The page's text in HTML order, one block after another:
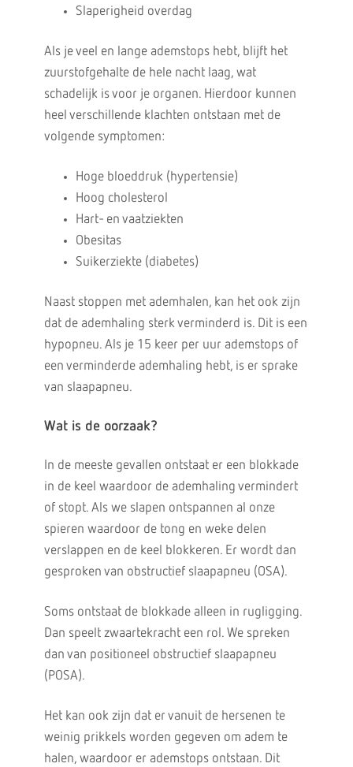
Slaperigheid overdag
Als je veel en lange ademstops hebt, blijft het
zuurstofgehalte de hele nacht laag, wat
schadelijk is voor je organen. Hierdoor kunnen
heel verschillende klachten ontstaan met de
volgende symptomen:
Hoge bloeddruk (hypertensie)
Hoog cholesterol
Hart- en vaatziekten
Obesitas
Suikerziekte (diabetes)
Naast stoppen met ademhalen, kan het ook zijn
dat de ademhaling sterk verminderd is. Dit is een
hypopneu. Als je 15 keer per uur ademstops of
een verminderde ademhaling hebt, is er sprake
van slaapapneu.
Wat is de oorzaak?
In de meeste gevallen ontstaat er een blokkade
in de keel waardoor de ademhaling vermindert
of stopt. Als we slapen ontspannen al onze
spieren waardoor de tong en weke delen
verslappen en de keel blokkeren. Er wordt dan
gesproken van obstructief slaapapneu (OSA).
Soms ontstaat de blokkade alleen in rugligging.
Dan speelt zwaartekracht een rol. We spreken
dan van positioneel obstructief slaapapneu
(POSA).
Het kan ook zijn dat er vanuit de hersenen te
weinig prikkels worden gegeven om adem te
halen, waardoor er ademstops ontstaan. Dit